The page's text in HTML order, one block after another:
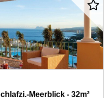
Meerblick - 32m²